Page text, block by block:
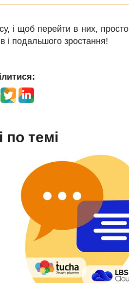
і щоб перейти в них, просто
і подальшого зростання!
по темі